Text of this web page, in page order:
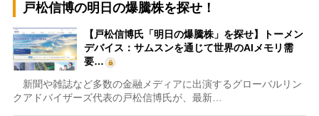
戸松信博の明日の爆騰株を探せ！
【戸松信博氏「明日の爆騰株」を探せ】トーメン
デバイス：サムスンを通じて世界のAIメモリ需
要…
新聞や雑誌など多数の金融メディアに出演するグローバルリン
クアドバイザーズ代表の戸松信博氏が、最新…